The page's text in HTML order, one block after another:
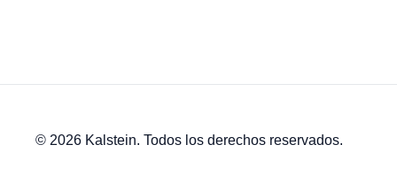
© 2026 Kalstein. Todos los derechos reservados.